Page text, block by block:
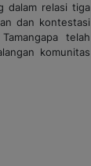
dalam relasi tiga
dan kontestasi
telah
komunitas